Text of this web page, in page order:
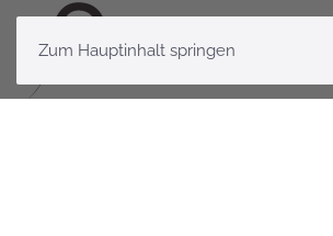
Zum Hauptinhalt springen